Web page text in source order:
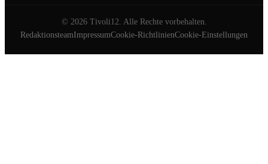
© 2026Tivoli12. Alle Rechte vorbehalten.
RedaktionsteamImpressumCookie-RichtlinienCookie-Einstellungen